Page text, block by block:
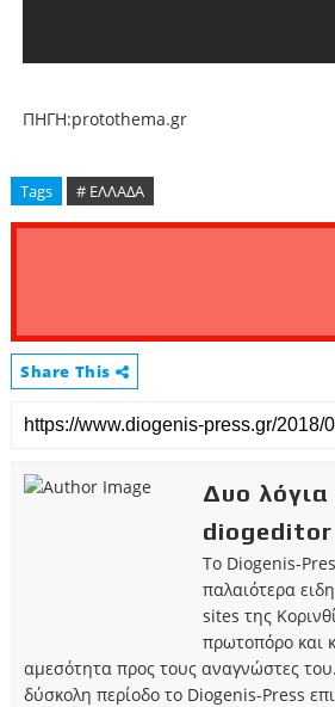
ΠΗΓΗ:protothema.gr
Tags # ΕΛΛΑΔΑ
Share This
Δυο λόγια
diogeditor
Το Diogenis-
παλαιότερα
sites της
πρωτοπόρο και
αμεσότητα προς τους αναγνώστες
δύσκολη περίοδο το Diogenis-Press